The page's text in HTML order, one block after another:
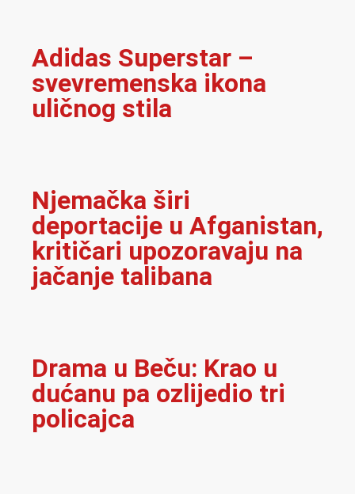
Adidas Superstar –
svevremenska ikona
uličnog stila
Njemačka širi
deportacije u Afganistan,
kritičari upozoravaju na
jačanje talibana
Drama u Beču: Krao u
dućanu pa ozlijedio tri
policajca